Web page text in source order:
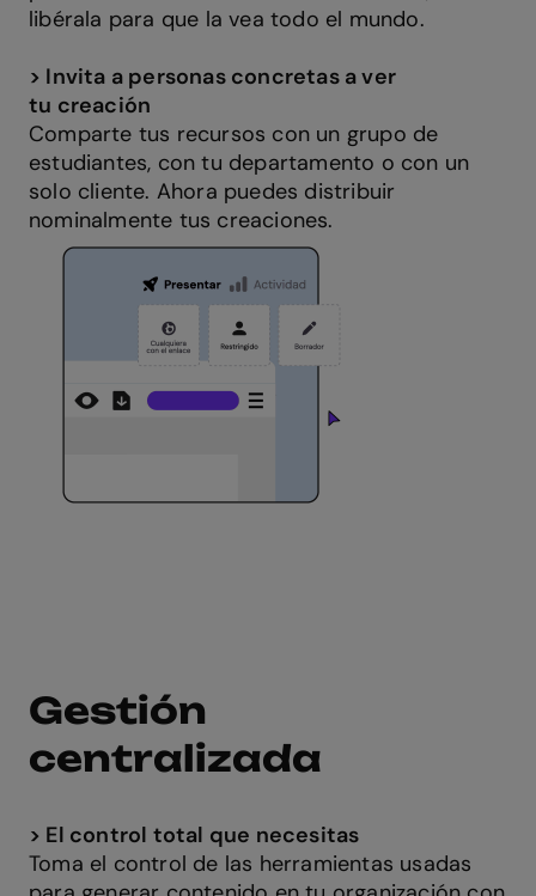
libérala para que la vea todo el mundo.
> Invita a personas concretas a ver
tu creación
Comparte tus recursos con un grupo de
estudiantes, con tu departamento o con un
solo cliente. Ahora puedes distribuir
nominalmente tus creaciones.
Gestión
centralizada
> El control total que necesitas
Toma el control de las herramientas usadas